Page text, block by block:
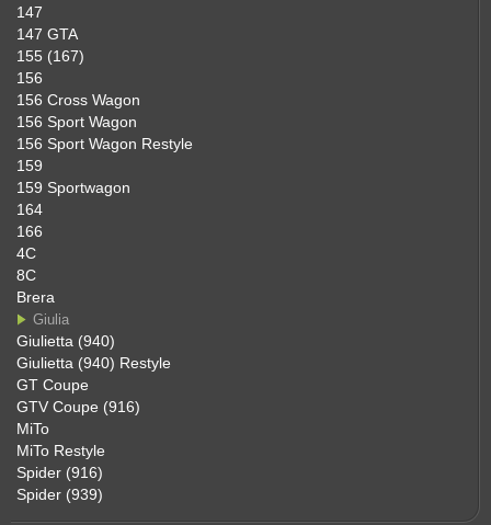
147
147 GTA
155 (167)
156
156 Cross Wagon
156 Sport Wagon
156 Sport Wagon Restyle
159
159 Sportwagon
164
166
4C
8C
Brera
Giulia
Giulietta (940)
Giulietta (940) Restyle
GT Coupe
GTV Coupe (916)
MiTo
MiTo Restyle
Spider (916)
Spider (939)